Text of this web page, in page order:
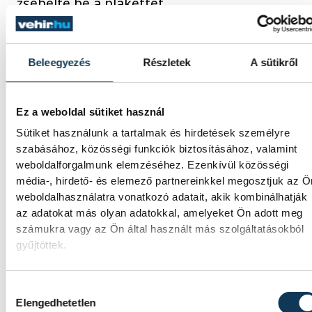
Beleegyezés Részletek A sütikről
Ez a weboldal sütiket használ
Sütiket használunk a tartalmak és hirdetések személyre
szabásához, közösségi funkciók biztosításához, valamint
weboldalforgalmunk elemzéséhez. Ezenkívül közösségi
média-, hirdető- és elemező partnereinkkel megosztjuk az
weboldalhasználatra vonatkozó adatait, akik kombinálhatják
az adatokat más olyan adatokkal, amelyeket Ön adott meg
számukra vagy az Ön által használt más szolgáltatásokból
gyűjtöttek.
Elengedhetetlen
győztest. A VEDAC tékvandósa,
Bécsi
felnőtt világbajnokságon egyéni
ötödik, speciáltörés csapatban negyedik
helyezést ért el. Az Európa-bajnokságon
egyéniben erőtörésben negyedik, csapatban
ezüstérmes lett. A Mongúzok SE sportolója,
Kosztyu Veronika(edzője: Kosztyu György) az
itthon megszerzett érmei mellett a felnőtt
helyen végzett. Az Európa-bajnokságon